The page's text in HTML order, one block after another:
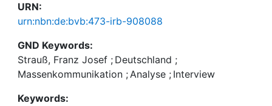
URN:
urn:nbn:de:bvb:473-irb-908088
GND Keywords:
Strauß, Franz Josef ; Deutschland ;
Massenkommunikation ;Analyse ; Interview
Keywords: